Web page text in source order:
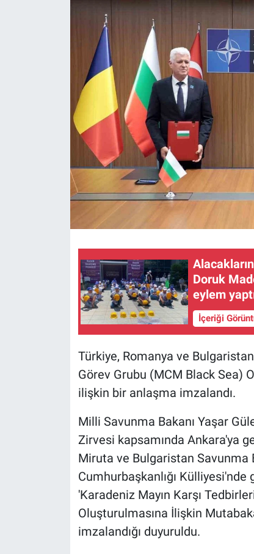
Doruk
eylem
İçeriği
Türkiye, Romanya ve
Görev Grubu (MCM Black Sea)
ilişkin bir anlaşma imzalandı.
Milli Savunma Bakanı Yaşar
Zirvesi kapsamında Ankara'ya
Miruta ve Bulgaristan Savunma
Cumhurbaşkanlığı
'Karadeniz Mayın Karşı
Oluşturulmasına İlişkin
imzalandığı duyuruldu.